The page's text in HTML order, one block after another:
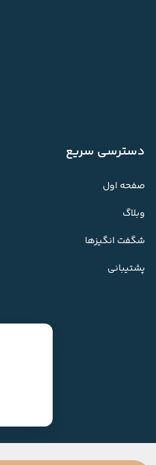
دسترسی سریع
صفحه اول
وبلاگ
شگفت انگیزها
پشتیبانی